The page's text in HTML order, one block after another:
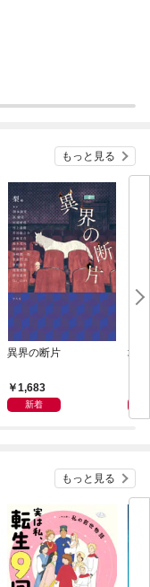
もっと見る
異界の断片
1,683
新着
地
もっと見る